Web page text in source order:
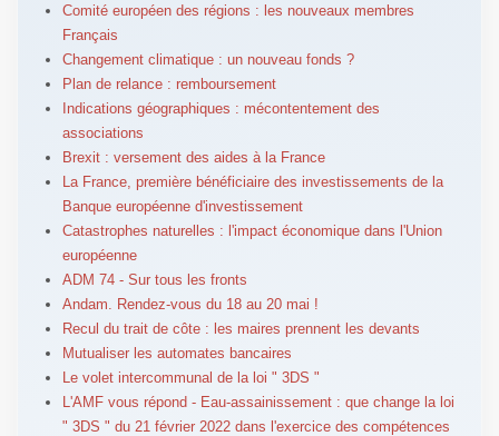
Comité européen des régions : les nouveaux membres
Français
Changement climatique : un nouveau fonds ?
Plan de relance : remboursement
Indications géographiques : mécontentement des
associations
Brexit : versement des aides à la France
La France, première bénéficiaire des investissements de la
Banque européenne d'investissement
Catastrophes naturelles : l'impact économique dans l'Union
européenne
ADM 74 - Sur tous les fronts
Andam. Rendez-vous du 18 au 20 mai !
Recul du trait de côte : les maires prennent les devants
Mutualiser les automates bancaires
Le volet intercommunal de la loi " 3DS "
L'AMF vous répond - Eau-assainissement : que change la loi
" 3DS " du 21 février 2022 dans l'exercice des compétences